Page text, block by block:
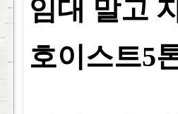
임대 말고
호이스트5